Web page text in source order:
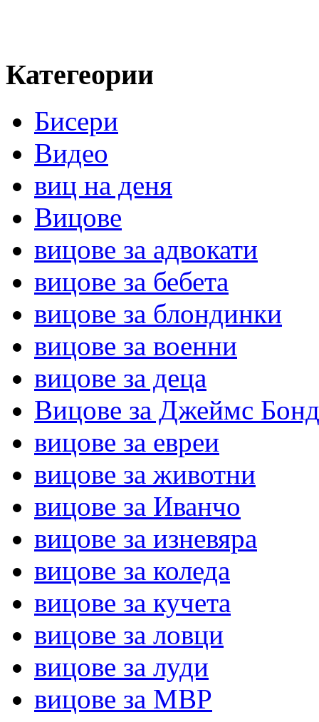
Категеории
Бисери
Видео
виц на деня
Вицове
вицове за адвокати
вицове за бебета
вицове за блондинки
вицове за военни
вицове за деца
Вицове за Джеймс Бонд
вицове за евреи
вицове за животни
вицове за Иванчо
вицове за изневяра
вицове за коледа
вицове за кучета
вицове за ловци
вицове за луди
вицове за МВР